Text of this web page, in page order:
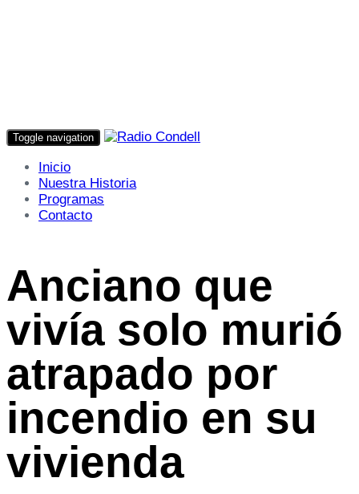
Toggle navigation
Inicio
Nuestra Historia
Programas
Contacto
Anciano que
vivía solo murió
atrapado por
incendio en su
vivienda